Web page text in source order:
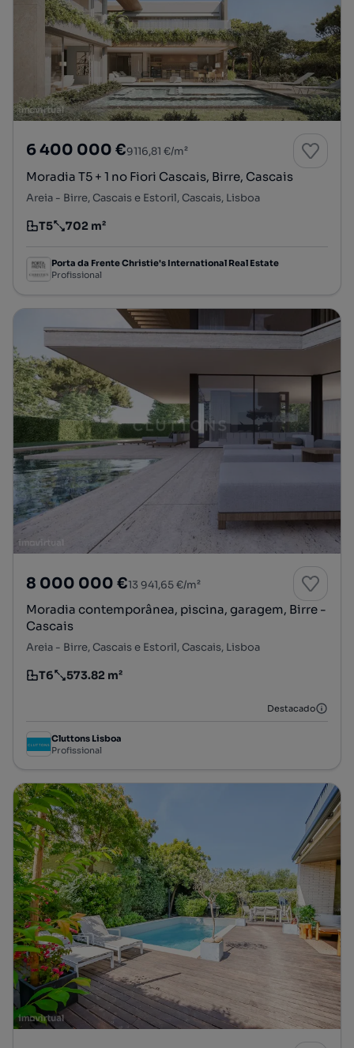
6 400 000 €9116,81 €/m²
Moradia T5 + 1 no Fiori Cascais, Birre, Cascais
Areia - Birre, Cascais e Estoril, Cascais, Lisboa
Tipologia
T5
Preço por metro quadrado
702 m²
Porta da Frente Christie's International Real Estate
Profissional
8 000 000 €13 941,65 €/m²
Moradia contemporânea, piscina, garagem, Birre -
Cascais
Areia - Birre, Cascais e Estoril, Cascais, Lisboa
Tipologia
T6
Preço por metro quadrado
573.82 m²
Destacado
Cluttons Lisboa
Profissional